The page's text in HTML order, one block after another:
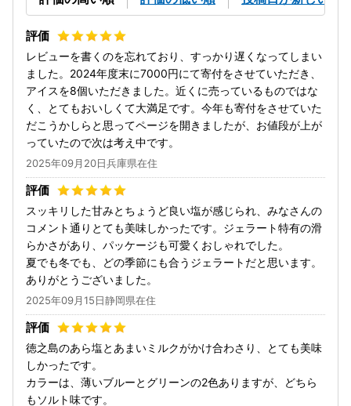
レビューを書くのを忘れており、すっかり遅くなってしまい
ました。2024年度末に7000円にて寄付をさせていただき、
アイスを8個いただきました。近くに売っているものではな
く、とてもおいしくて大満足です。今年も寄付をさせていた
だこうかしらと思ってページを開きましたが、お値段が上が
っていたので次は考え中です。
2025年09月20日兵庫県在住
スッキリした甘みとちょうど良い塩が感じられ、みなさんの
コメント通りとても美味しかったです。ジェラート特有の滑
らかさがあり、パッケージも可愛くおしゃれでした。
夏でも冬でも、どの季節にも合うジェラートだと思います。
ありがとうございました。
2025年09月15日静岡県在住
徳之島のあら塩とあまいミルクがかけ合わさり、とても美味
しかったです。
カラーは、薄いブルーとグリーンの2色ありますが、どちら
もソルト味です。